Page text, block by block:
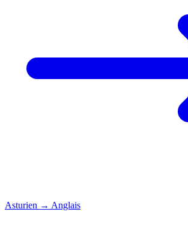
Asturien → Anglais